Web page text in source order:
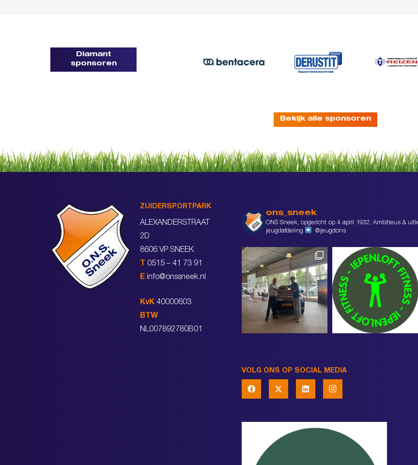
Diamant
sponsoren
Bekijk alle sponsoren
ZUIDERSPORTPARK
ALEXANDERSTRAAT
2D
8606 VP SNEEK
T 0515 – 41 73 91
E info@onssneek.nl
KvK 40000603
BTW
NL007892780B01
ons_sneek
ONS Sneek, opgericht op 4 april 1932. Ambitieus &
jeugdafdeling
@jeugdons
VOLG ONS OP SOCIAL MEDIA